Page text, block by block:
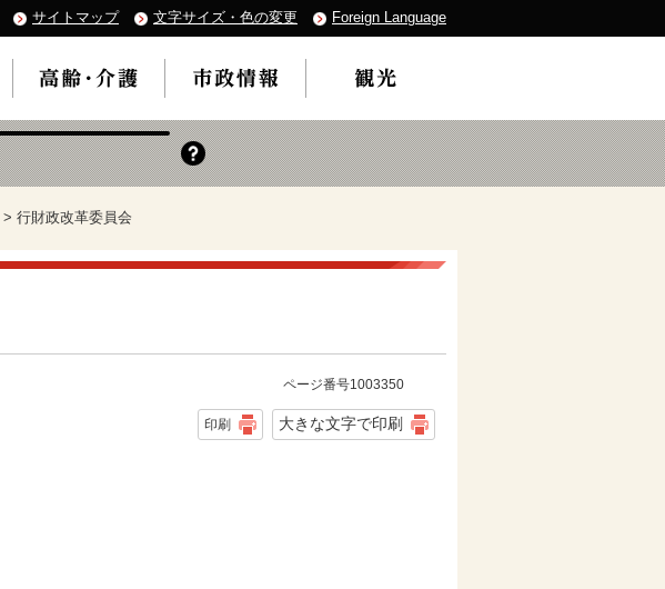
サイトマップ 文字サイズ・色の変更 Foreign Language
> 行財政改革委員会
ページ番号1003350
印刷 大きな文字で印刷